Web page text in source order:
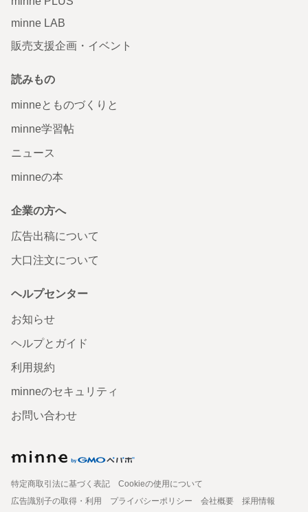
minne LAB
販売支援企画・イベント
読みもの
minneとものづくりと
minne学習帖
ニュース
minneの本
企業の方へ
広告出稿について
大口注文について
ヘルプセンター
お知らせ
ヘルプとガイド
利用規約
minneのセキュリティ
お問い合わせ
特定商取引法に基づく表記
Cookieの使用について
広告識別子の取得・利用
プライバシーポリシー 会社概要
採用情報